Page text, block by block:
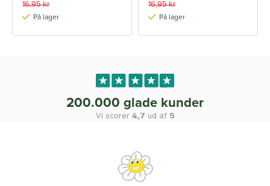
16,95 kr
På lager
16,95 kr
På lager
200.000 glade kunder
Vi scorer 4,7 ud af 5